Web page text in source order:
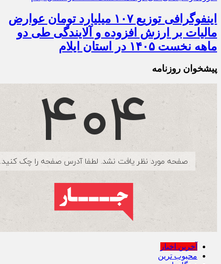
اینفوگرافی توزیع ۱۰۷ میلیارد تومان عوارض
مالیات بر ارزش افزوده و آلایندگی طی دو
ماهه نخست ۱۴۰۵ در استان ایلام
پیشخوان روزنامه
آخرین اخبار
محبوب ترین